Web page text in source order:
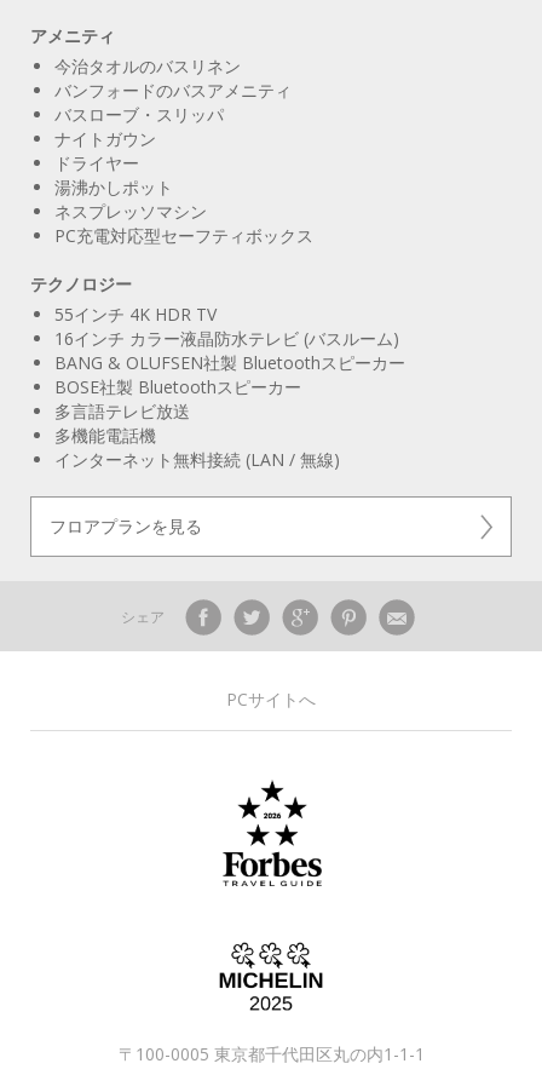
アメニティ
今治タオルのバスリネン
バンフォードのバスアメニティ
バスローブ・スリッパ
ナイトガウン
ドライヤー
湯沸かしポット
ネスプレッソマシン
PC充電対応型セーフティボックス
テクノロジー
55インチ 4K HDR TV
16インチ カラー液晶防水テレビ (バスルーム)
BANG & OLUFSEN社製 Bluetoothスピーカー
BOSE社製 Bluetoothスピーカー
多言語テレビ放送
多機能電話機
インターネット無料接続 (LAN / 無線)
フロアプランを見る
シェア
PCサイトへ
〒100-0005 東京都千代田区丸の内1-1-1